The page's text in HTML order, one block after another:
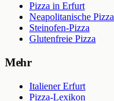
Pizza in Erfurt
Neapolitanische Pizza
Steinofen-Pizza
Glutenfreie Pizza
Mehr
Italiener Erfurt
Pizza-Lexikon